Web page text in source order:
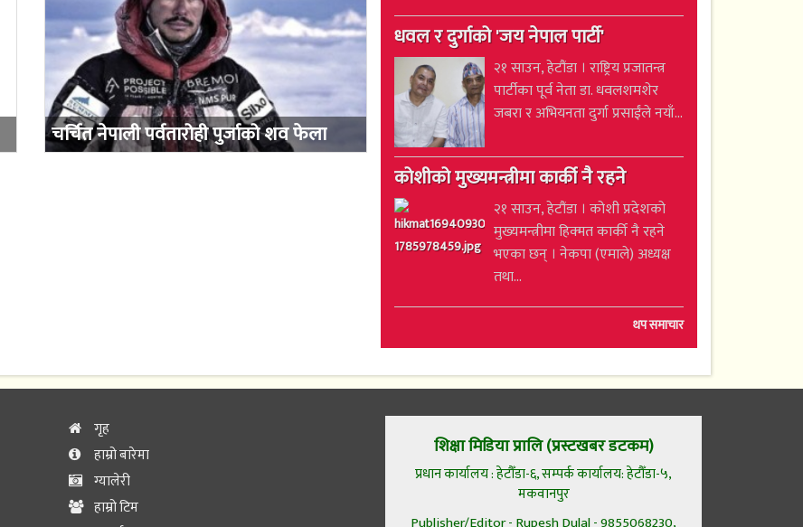
चर्चित नेपाली पर्वतारोही पुर्जाको शव फेला
धवल र दुर्गाको 'जय नेपाल पार्टी'
२१ साउन, हेटौंडा । राष्ट्रिय प्रजातन्त्र
पार्टीका पूर्व नेता डा. धवलशमशेर
जबरा र अभियनता दुर्गा प्रसाईंले नयाँ...
कोशीको मुख्यमन्त्रीमा कार्की नै रहने
२१ साउन, हेटौंडा । कोशी प्रदेशको
मुख्यमन्त्रीमा हिक्मत कार्की नै रहने
भएका छन् । नेकपा (एमाले) अध्यक्ष
तथा...
थप समाचार
गृह
हाम्रो बारेमा
ग्यालेरी
हाम्रो टिम
शिक्षा मिडिया प्रालि (प्रस्टखबर डटकम)
प्रधान कार्यालय : हेटौँडा-६, सम्पर्क कार्यालय: हेटौँडा-५,
मकवानपुर